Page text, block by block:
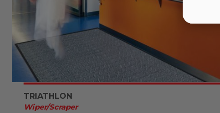
TRIATHLON
Wiper/Scraper